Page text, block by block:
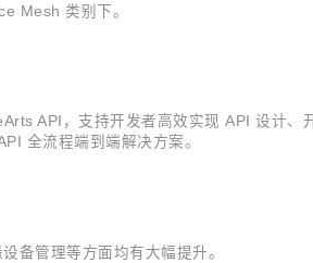
Mesh 类别下。
API，支持开发者高效实现 API 设计
全流程端到端解决方案。
备管理等方面均有大幅提升。